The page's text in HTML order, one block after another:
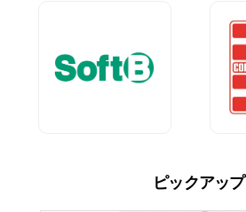
ピックアップ